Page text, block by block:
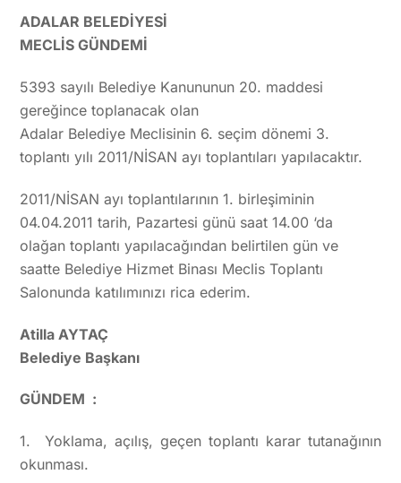
ADALAR BELEDİYESİ
MECLİS GÜNDEMİ
5393 sayılı Belediye Kanununun 20. maddesi
gereğince toplanacak olan
Adalar Belediye Meclisinin 6. seçim dönemi 3.
toplantı yılı 2011/NİSAN ayı toplantıları yapılacaktır.
2011/NİSAN ayı toplantılarının 1. birleşiminin
04.04.2011 tarih, Pazartesi günü saat 14.00 ‘da
olağan toplantı yapılacağından belirtilen gün ve
saatte Belediye Hizmet Binası Meclis Toplantı
Salonunda katılımınızı rica ederim.
Atilla AYTAÇ
Belediye Başkanı
GÜNDEM :
1. Yoklama, açılış, geçen toplantı karar tutanağının
okunması.